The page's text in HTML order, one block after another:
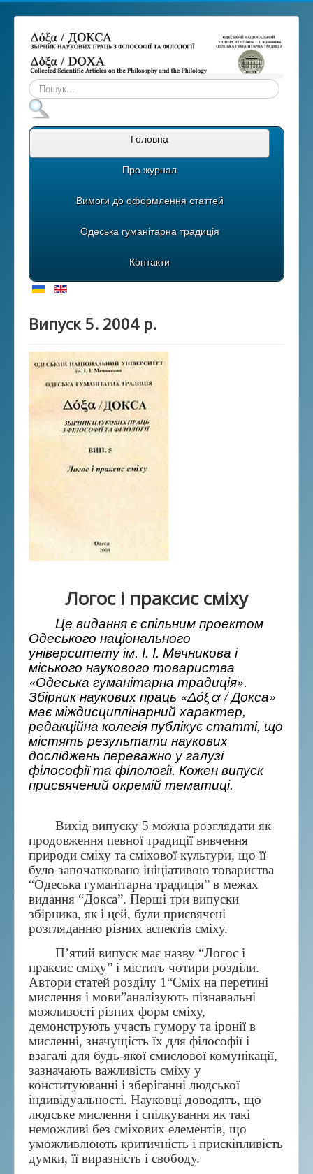
Пошук...
Головна
Про журнал
Вимоги до оформлення статтей
Одеська гуманітарна традиція
Контакти
Випуск 5. 2004 р.
Логос і праксис сміху
Це видання є спільним проектом
Одеського національного
університету ім. І. І. Мечникова і
міського наукового товариства
«Одеська гуманітарна традиція».
Збірник наукових праць «Δόξα / Докса»
має міждисциплінарний характер,
редакційна колегія публікує статті, що
містять результати наукових
досліджень переважно у галузі
філософії та філології. Кожен випуск
присвячений окремій тематиці.
Вихід випуску5 можна розглядати як
продовження певної традиції вивчення
природи сміху та сміхової культури, що її
було започатковано ініціативою товариства
“Одеська гуманітарна традиція” в межах
видання “Докса”. Перші три випуски
збірника, як і цей, були присвячені
розгляданню різних аспектів сміху.
П’ятий випуск має назву“Логос і
праксис сміху” і містить чотири розділи.
Автори статей розділу 1“Сміх на перетині
мислення і мови”аналізують пізнавальні
можливості різних форм сміху,
демонструють участь гумору та іронії в
мисленні, значущість їх для філософії і
взагалі для будь-якої смислової комунікації,
зазначають важливість сміху у
конституюванні і зберіганні людської
індивідуальності. Науковці доводять, що
людське мислення і спілкування як такі
неможливі без сміхових елементів, що
уможливлюють критичність і прискіпливість
думки, її виразність і свободу.